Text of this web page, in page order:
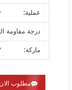
عملية:
درجة مقاومة
ماركة:
مطلوب الان